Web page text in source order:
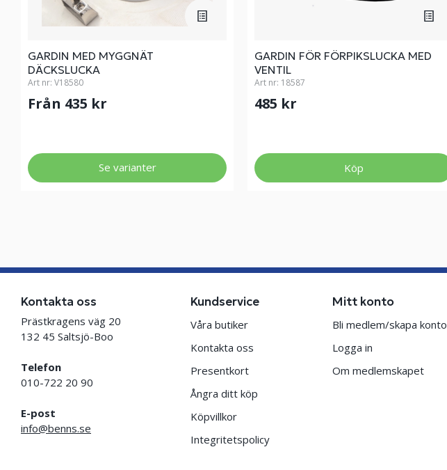
GARDIN MED MYGGNÄT
DÄCKSLUCKA
Art nr: V18580
Från 435 kr
Se varianter
GARDIN FÖR FÖRPIKSLUCKA MED
VENTIL
Art nr: 18587
485 kr
Köp
Kontakta oss
Prästkragens väg 20
132 45 Saltsjö-Boo
Telefon
010-722 20 90
E-post
info@benns.se
Kundservice
Våra butiker
Kontakta oss
Presentkort
Ångra ditt köp
Köpvillkor
Integritetspolicy
Mitt konto
Bli medlem/skapa konto
Logga in
Om medlemskapet